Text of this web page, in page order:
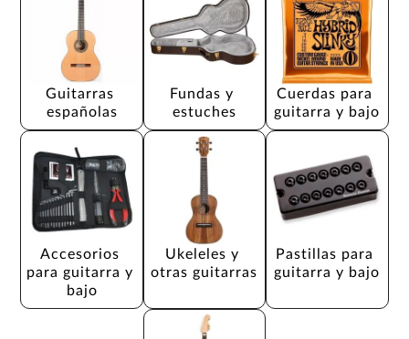
Guitarras
españolas
Fundas y
estuches
Cuerdas para
guitarra y bajo
Accesorios
para guitarra y
bajo
Ukeleles y
otras guitarras
Pastillas para
guitarra y bajo